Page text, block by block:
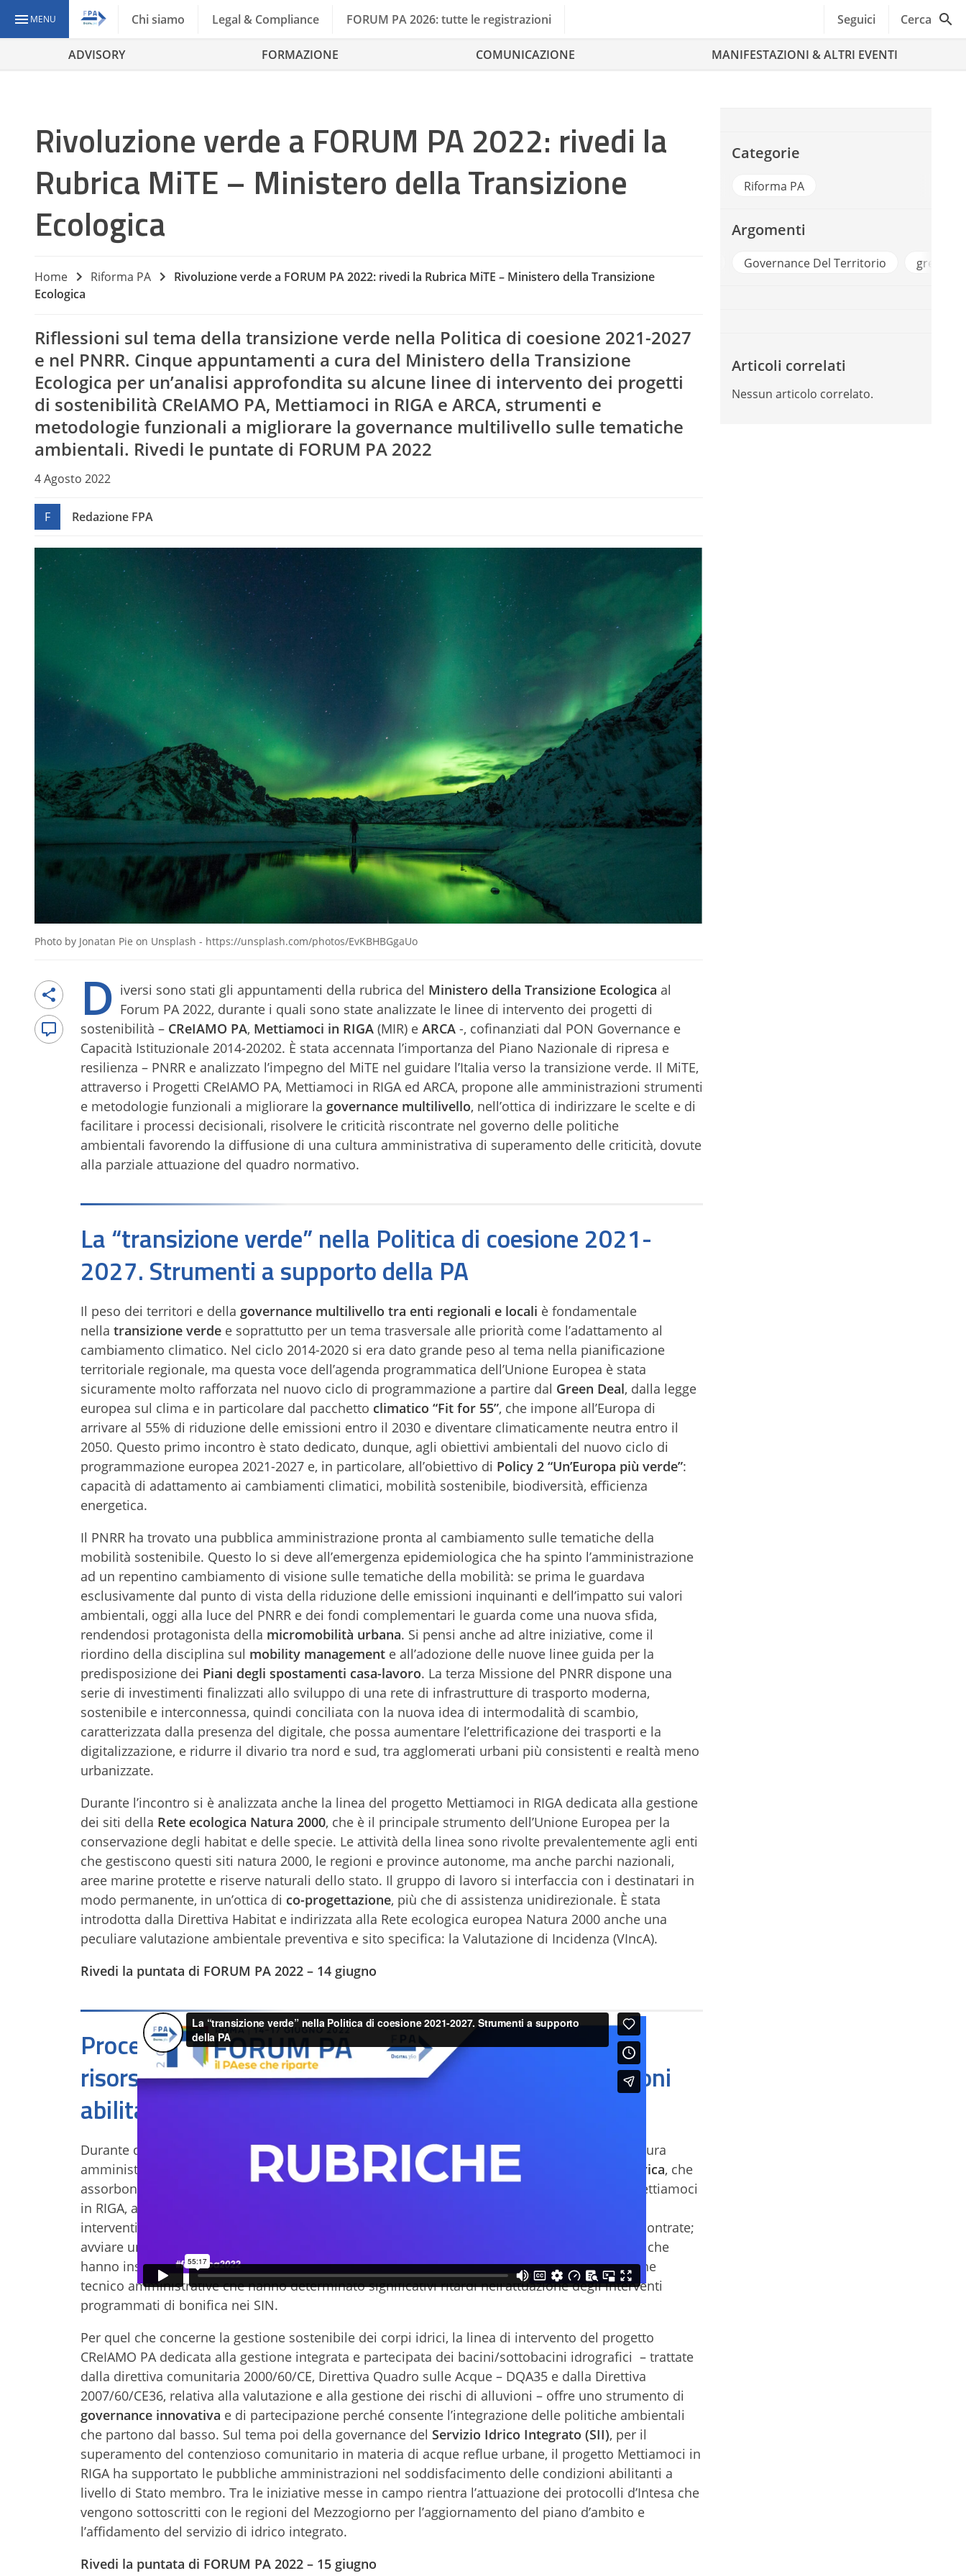
MENU Chi siamo Legal & Compliance FORUM PA 2026: tutte le registrazioni Seguici Cerca
ADVISORY FORMAZIONE COMUNICAZIONE MANIFESTAZIONI & ALTRI EVENTI
Rivoluzione verde a FORUM PA 2022: rivedi la
Rubrica MiTE – Ministero della Transizione
Ecologica
Home Riforma PA
Rivoluzione verde a FORUM PA 2022: rivedi la Rubrica MiTE – Ministero della Transizione
Ecologica
Riflessioni sul tema della transizione verde nella Politica di coesione 2021-2027
e nel PNRR. Cinque appuntamenti a cura del Ministero della Transizione
Ecologica per un’analisi approfondita su alcune linee di intervento dei progetti
di sostenibilità CReIAMO PA, Mettiamoci in RIGA e ARCA, strumenti e
metodologie funzionali a migliorare la governance multilivello sulle tematiche
ambientali. Rivedi le puntate di FORUM PA 2022
4 Agosto 2022
F Redazione FPA
Photo by Jonatan Pie on Unsplash - https://unsplash.com/photos/EvKBHBGgaUo
D iversi sono stati gli appuntamenti della rubrica del Ministero della Transizione Ecologica al
Forum PA 2022, durante i quali sono state analizzate le linee di intervento dei progetti di
sostenibilità – CReIAMO PA, Mettiamoci in RIGA (MIR) e ARCA -, cofinanziati dal PON Governance e
Capacità Istituzionale 2014-20202. È stata accennata l’importanza del Piano Nazionale di ripresa e
resilienza – PNRR e analizzato l’impegno del MiTE nel guidare l’Italia verso la transizione verde. Il MiTE,
attraverso i Progetti CReIAMO PA, Mettiamoci in RIGA ed ARCA, propone alle amministrazioni strumenti
e metodologie funzionali a migliorare la governance multilivello, nell’ottica di indirizzare le scelte e di
facilitare i processi decisionali, risolvere le criticità riscontrate nel governo delle politiche
ambientali favorendo la diffusione di una cultura amministrativa di superamento delle criticità, dovute
alla parziale attuazione del quadro normativo.
La “transizione verde” nella Politica di coesione 2021-
2027. Strumenti a supporto della PA
Il peso dei territori e della governance multilivello tra enti regionali e locali è fondamentale
nella transizione verde e soprattutto per un tema trasversale alle priorità come l’adattamento al
cambiamento climatico. Nel ciclo 2014-2020 si era dato grande peso al tema nella pianificazione
territoriale regionale, ma questa voce dell’agenda programmatica dell’Unione Europea è stata
sicuramente molto rafforzata nel nuovo ciclo di programmazione a partire dal Green Deal, dalla legge
europea sul clima e in particolare dal pacchetto climatico “Fit for 55”, che impone all’Europa di
arrivare al 55% di riduzione delle emissioni entro il 2030 e diventare climaticamente neutra entro il
2050. Questo primo incontro è stato dedicato, dunque, agli obiettivi ambientali del nuovo ciclo di
programmazione europea 2021-2027 e, in particolare, all’obiettivo di Policy 2 “Un’Europa più verde”:
capacità di adattamento ai cambiamenti climatici, mobilità sostenibile, biodiversità, efficienza
energetica.
Il PNRR ha trovato una pubblica amministrazione pronta al cambiamento sulle tematiche della
mobilità sostenibile. Questo lo si deve all’emergenza epidemiologica che ha spinto l’amministrazione
ad un repentino cambiamento di visione sulle tematiche della mobilità: se prima le guardava
esclusivamente dal punto di vista della riduzione delle emissioni inquinanti e dell’impatto sui valori
ambientali, oggi alla luce del PNRR e dei fondi complementari le guarda come una nuova sfida,
rendendosi protagonista della micromobilità urbana. Si pensi anche ad altre iniziative, come il
riordino della disciplina sul mobility management e all’adozione delle nuove linee guida per la
predisposizione dei Piani degli spostamenti casa-lavoro. La terza Missione del PNRR dispone una
serie di investimenti finalizzati allo sviluppo di una rete di infrastrutture di trasporto moderna,
sostenibile e interconnessa, quindi conciliata con la nuova idea di intermodalità di scambio,
caratterizzata dalla presenza del digitale, che possa aumentare l’elettrificazione dei trasporti e la
digitalizzazione, e ridurre il divario tra nord e sud, tra agglomerati urbani più consistenti e realtà meno
urbanizzate.
Durante l’incontro si è analizzata anche la linea del progetto Mettiamoci in RIGA dedicata alla gestione
dei siti della Rete ecologica Natura 2000, che è il principale strumento dell’Unione Europea per la
conservazione degli habitat e delle specie. Le attività della linea sono rivolte prevalentemente agli enti
che gestiscono questi siti natura 2000, le regioni e province autonome, ma anche parchi nazionali,
aree marine protette e riserve naturali dello stato. Il gruppo di lavoro si interfaccia con i destinatari in
modo permanente, in un’ottica di co-progettazione, più che di assistenza unidirezionale. È stata
introdotta dalla Direttiva Habitat e indirizzata alla Rete ecologica europea Natura 2000 anche una
peculiare valutazione ambientale preventiva e sito specifica: la Valutazione di Incidenza (VIncA).
Rivedi la puntata di FORUM PA 2022 – 14 giugno
Procedimenti di bonifica ambientale e gestione della
risorsa idrica. Le azioni a supporto delle P.A. e condizioni
abilitanti
Durante questo incontro è stato analizzato il ruolo del MiTE nella diffusione di una nuova cultura
amministrativa, rispetto ai procedimenti dibonifica ambientalee di gestione della risorsa idrica, che
assorbono una quota importante delle risorse dei Fondi Strutturali. Il MiTE, con il Progetto Mettiamoci
in RIGA, accompagna enti e amministrazioni nel: razionalizzare e ottimizzare la gestione degli
interventi di bonifica nell’ambito dei
; superare le criticità riscontrate;
avviare un tavolo di lavoro congiunto con le regioni destinatarie di Fondi sviluppo e coesione che
hanno inserito gli interventi di bonifica nei rispettivi POR 2014-2020; superare le problematiche
tecnico amministrative che hanno determinato significativi ritardi nell’attuazione degli interventi
programmati di bonifica nei SIN.
Per quel che concerne la gestione sostenibile dei corpi idrici, la linea di intervento del progetto
CReIAMO PA dedicata alla gestione integrata e partecipata dei bacini/sottobacini idrografici – trattate
dalla direttiva comunitaria 2000/60/CE, Direttiva Quadro sulle Acque – DQA35 e dalla Direttiva
2007/60/CE36, relativa alla valutazione e alla gestione dei rischi di alluvioni – offre uno strumento di
governance innovativa e di partecipazione perché consente l’integrazione delle politiche ambientali
che partono dal basso. Sul tema poi della governance del Servizio Idrico Integrato (SII), per il
superamento del contenzioso comunitario in materia di acque reflue urbane, il progetto Mettiamoci in
RIGA ha supportato le pubbliche amministrazioni nel soddisfacimento delle condizioni abilitanti a
livello di Stato membro. Tra le iniziative messe in campo rientra l’attuazione dei protocolli d’Intesa che
vengono sottoscritti con le regioni del Mezzogiorno per l’aggiornamento del piano d’ambito e
l’affidamento del servizio di idrico integrato.
Rivedi la puntata di FORUM PA 2022 – 15 giugno
Categorie
Riforma PA
Argomenti
Governance Del Territorio green
Articoli correlati
Nessun articolo correlato.